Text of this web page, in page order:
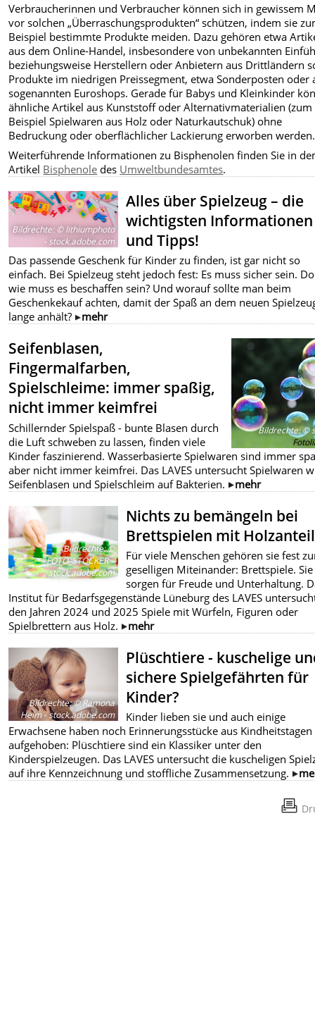
Verbraucherinnen und Verbraucher können sich in gewissem
vor solchen „Überraschungsprodukten“ schützen, indem sie
Beispiel bestimmte Produkte meiden. Dazu gehören etwa
aus dem Online-Handel, insbesondere von unbekannten
beziehungsweise Herstellern oder Anbietern aus Drittländern
Produkte im niedrigen Preissegment, etwa Sonderposten oder
sogenannten Euroshops. Gerade für Babys und Kleinkinder
ähnliche Artikel aus Kunststoff oder Alternativmaterialien (zum
Beispiel Spielwaren aus Holz oder Naturkautschuk) ohne
Bedruckung oder oberflächlicher Lackierung erworben werden.
Weiterführende Informationen zu Bisphenolen finden Sie in
Artikel Bisphenole des Umweltbundesamtes.
Bildrechte:© lithiumphoto
- stock.adobe.com
Alles über Spielzeug – die
wichtigsten Informationen
und Tipps!
Das passende Geschenk für Kinder zu finden, ist gar nicht so
einfach. Bei Spielzeug steht jedoch fest: Es muss sicher sein.
wie muss es beschaffen sein? Und worauf sollte man beim
Geschenkekauf achten, damit der Spaß an dem neuen
lange anhält?
mehr
Bildrechte:©
Seifenblasen,
Fingermalfarben,
Spielschleime: immer spaßig,
nicht immer keimfrei
Schillernder Spielspaß - bunte Blasen durch
die Luft schweben zu lassen, finden viele
Kinder faszinierend. Wasserbasierte Spielwaren sind immer
aber nicht immer keimfrei. Das LAVES untersucht Spielwaren
Seifenblasen und Spielschleim auf Bakterien.
mehr
Bildrechte:©
FOTO_STOCKER –
stock.adobe.com
Nichts zu bemängeln bei
Brettspielen mit Holzanteil
Für viele Menschen gehören sie fest
geselligen Miteinander: Brettspiele. Sie
sorgen für Freude und Unterhaltung.
Institut für Bedarfsgegenstände Lüneburg des LAVES
den Jahren 2024 und 2025 Spiele mit Würfeln, Figuren oder
Spielbrettern aus Holz.
mehr
Bildrechte:© Ramona
Heim - stock.adobe.com
Plüschtiere - kuschelige
sichere Spielgefährten für
Kinder?
Kinder lieben sie und auch einige
Erwachsene haben noch Erinnerungsstücke aus Kindheitstagen
aufgehoben: Plüschtiere sind ein Klassiker unter den
Kinderspielzeugen. Das LAVES untersucht die kuscheligen
auf ihre Kennzeichnung und stoffliche Zusammensetzung.